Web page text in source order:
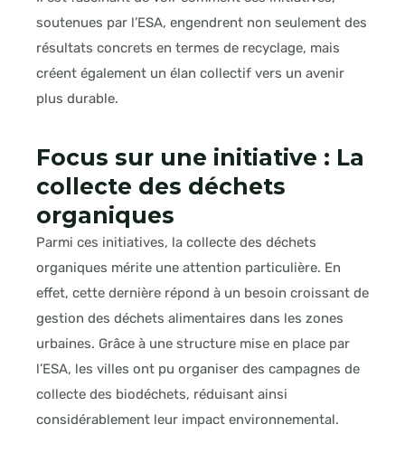
soutenues par l’ESA, engendrent non seulement des
résultats concrets en termes de recyclage, mais
créent également un élan collectif vers un avenir
plus durable.
Focus sur une initiative : La
collecte des déchets
organiques
Parmi ces initiatives, la collecte des déchets
organiques mérite une attention particulière. En
effet, cette dernière répond à un besoin croissant de
gestion des déchets alimentaires dans les zones
urbaines. Grâce à une structure mise en place par
l’ESA, les villes ont pu organiser des campagnes de
collecte des biodéchets, réduisant ainsi
considérablement leur impact environnemental.